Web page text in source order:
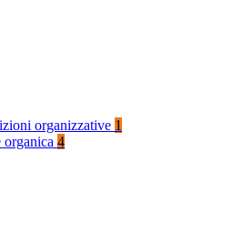
organizzative 1
4